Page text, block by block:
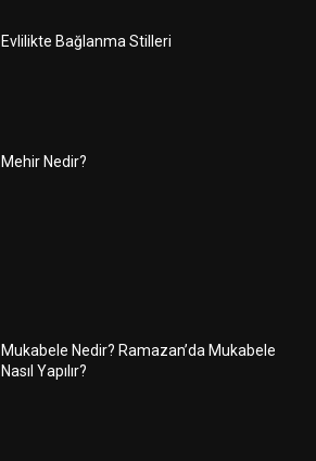
Evlilikte Bağlanma Stilleri
Mehir Nedir?
Mukabele Nedir? Ramazan’da Mukabele
Nasıl Yapılır?